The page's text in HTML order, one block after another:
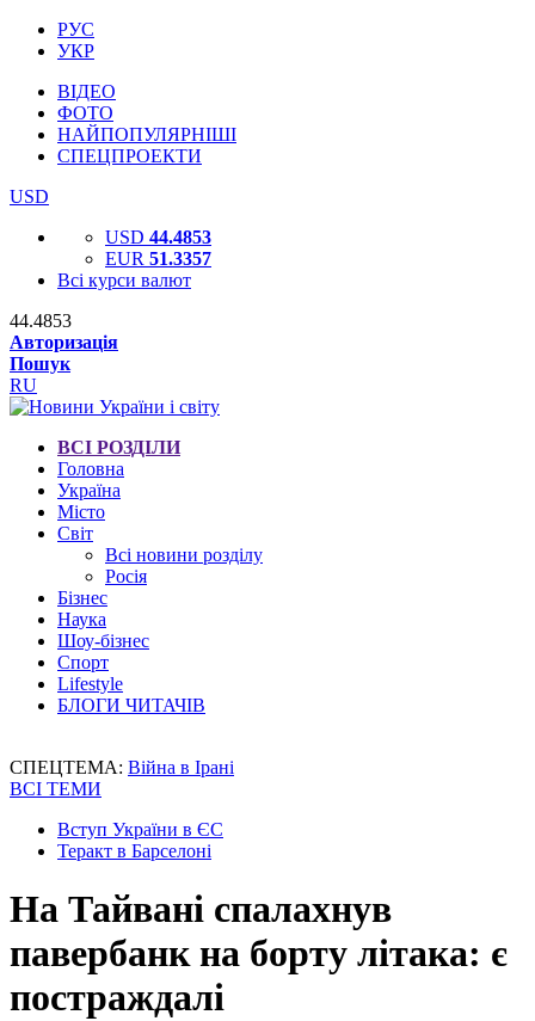
РУС
УКР
ВІДЕО
ФОТО
НАЙПОПУЛЯРНІШІ
СПЕЦПРОЕКТИ
USD
USD 44.4853
EUR 51.3357
Всі курси валют
44.4853
Авторизація
Пошук
RU
ВСІ РОЗДІЛИ
Головна
Україна
Місто
Світ
Всі новини розділу
Росія
Бізнес
Наука
Шоу-бізнес
Спорт
Lifestyle
БЛОГИ ЧИТАЧІВ
СПЕЦТЕМА: Війна в Ірані
ВСІ ТЕМИ
Вступ України в ЄС
Теракт в Барселоні
На Тайвані спалахнув
павербанк на борту літака: є
постраждалі